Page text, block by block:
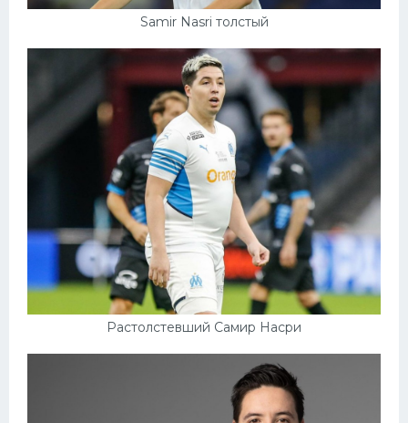
Samir Nasri толстый
Растолстевший Самир Насри